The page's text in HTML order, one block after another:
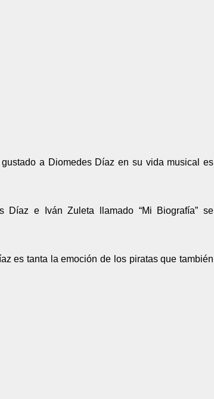
a Diomedes Díaz en su vida musical es
Díaz e Iván Zuleta llamado “Mi Biografía” se
es tanta la emoción de los piratas que también